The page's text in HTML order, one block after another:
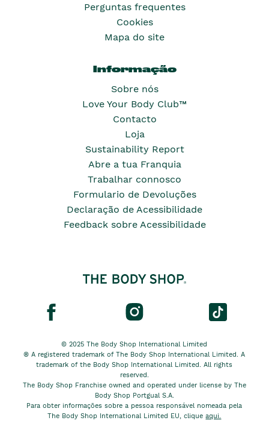
Perguntas frequentes
Cookies
Mapa do site
Informação
Sobre nós
Love Your Body Club™
Contacto
Loja
Sustainability Report
Abre a tua Franquia
Trabalhar connosco
Formulario de Devoluções
Declaração de Acessibilidade
Feedback sobre Acessibilidade
© 2025 The Body Shop International Limited
® A registered trademark of The Body Shop International Limited. A
trademark of the Body Shop International Limited. All rights
reserved.
The Body Shop Franchise owned and operated under license by The
Body Shop Portgual S.A.
Para obter informações sobre a pessoa responsável nomeada pela
The Body Shop International Limited EU, cliqueaqui.